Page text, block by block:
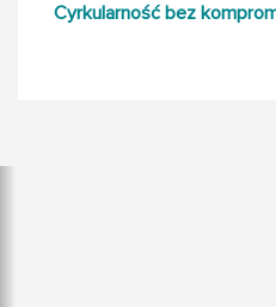
Cyrkularność bez